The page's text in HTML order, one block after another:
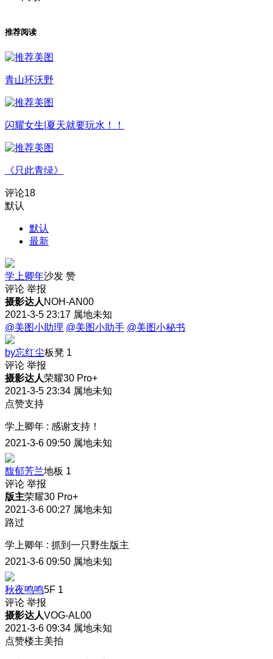
推荐阅读
青山环沃野
闪耀女生|夏天就要玩水！！
《只此青绿》
评论18
默认
默认
最新
学上卿年沙发 赞
评论 举报
摄影达人 NOH-AN00
2021-3-5 23:17 属地未知
@美图小助理 @美图小助手 @美图小秘书
by忘红尘板凳 1
评论 举报
摄影达人荣耀30 Pro+
2021-3-5 23:34 属地未知
点赞支持
学上卿年 : 感谢支持！
2021-3-6 09:50 属地未知
馥郁芳兰地板 1
评论 举报
版主荣耀30 Pro+
2021-3-6 00:27 属地未知
路过
学上卿年 : 抓到一只野生版主
2021-3-6 09:50 属地未知
秋夜鸣鸣5F 1
评论 举报
摄影达人VOG-AL00
2021-3-6 09:34 属地未知
点赞楼主美拍